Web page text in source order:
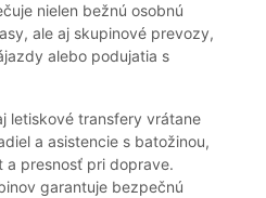
nielen bežnú osobnú
ale aj skupinové prevozy,
alebo podujatia s
letiskové transfery vrátane
a asistencie s batožinou,
a presnosť pri doprave.
garantuje bezpečnú